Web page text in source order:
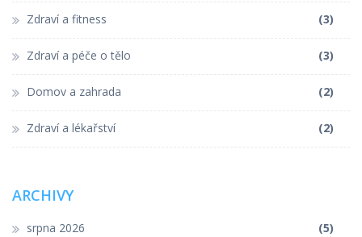
Zdraví a fitness (3)
Zdraví a péče o tělo (3)
Domov a zahrada (2)
Zdraví a lékařství (2)
ARCHIVY
srpna 2026 (5)